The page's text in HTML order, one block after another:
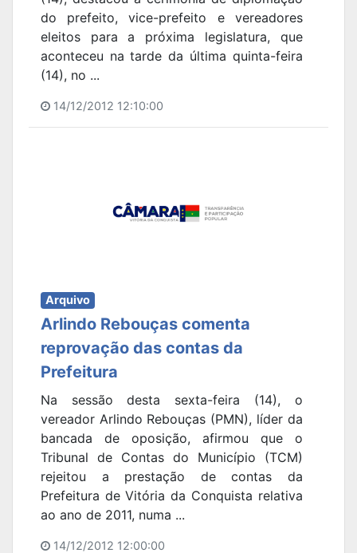
do prefeito, vice-prefeito e vereadores
eleitos para a próxima legislatura, que
aconteceu na tarde da última quinta-feira
(14), no ...
14/12/2012 12:10:00
Arquivo
Arlindo Rebouças comenta
reprovação das contas da
Prefeitura
Na sessão desta sexta-feira (14), o
vereador Arlindo Rebouças (PMN), líder da
bancada de oposição, afirmou que o
Tribunal de Contas do Município (TCM)
rejeitou a prestação de contas da
Prefeitura de Vitória da Conquista relativa
ao ano de 2011, numa ...
14/12/2012 12:00:00